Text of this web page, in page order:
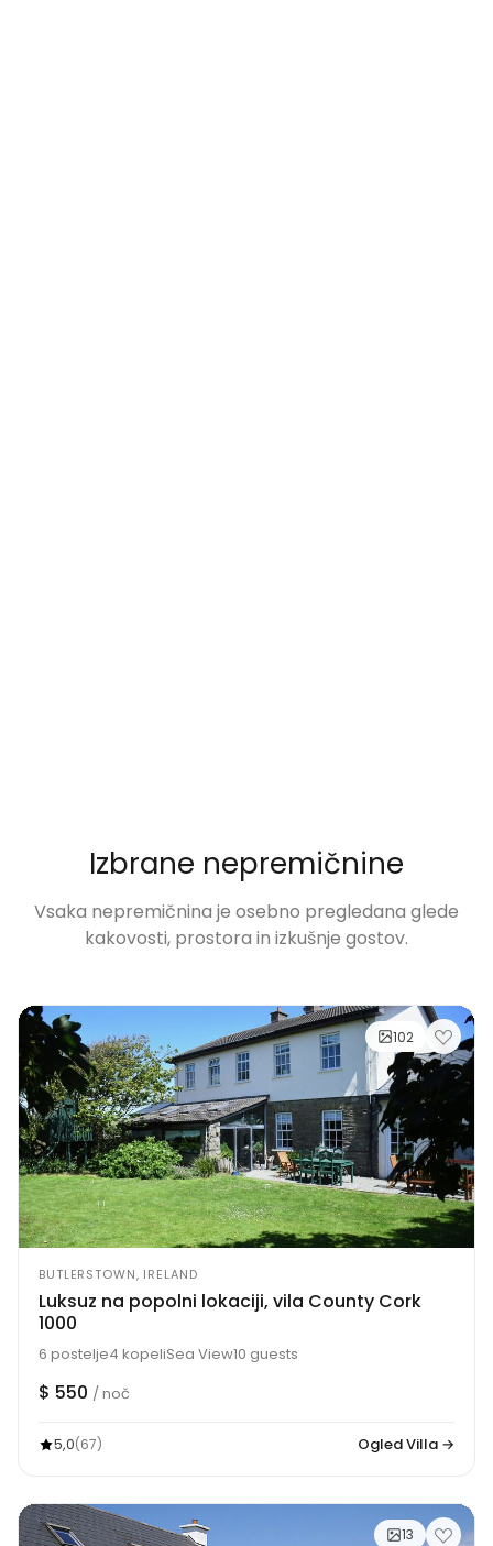
Izbrane nepremičnine
Vsaka nepremičnina je osebno pregledana glede
kakovosti, prostora in izkušnje gostov.
102
BUTLERSTOWN, IRELAND
Luksuz na popolni lokaciji, vila County Cork
1000
6 postelje4 kopeliSea View10 guests
$ 550 / noč
5,0(67) Ogled Villa →
13